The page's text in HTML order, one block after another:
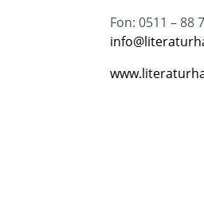
Fon: 0511 – 88